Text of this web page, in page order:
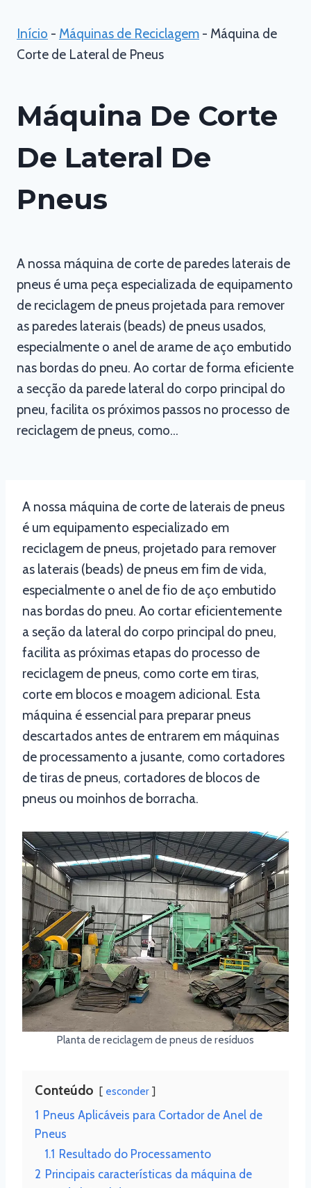
Início - Máquinas de Reciclagem - Máquina de
Corte de Lateral de Pneus
Máquina De Corte
De Lateral De
Pneus
A nossa máquina de corte de paredes laterais de
pneus é uma peça especializada de equipamento
de reciclagem de pneus projetada para remover
as paredes laterais (beads) de pneus usados,
especialmente o anel de arame de aço embutido
nas bordas do pneu. Ao cortar de forma eficiente
a secção da parede lateral do corpo principal do
pneu, facilita os próximos passos no processo de
reciclagem de pneus, como…
A nossa máquina de corte de laterais de pneus
é um equipamento especializado em
reciclagem de pneus, projetado para remover
as laterais (beads) de pneus em fim de vida,
especialmente o anel de fio de aço embutido
nas bordas do pneu. Ao cortar eficientemente
a seção da lateral do corpo principal do pneu,
facilita as próximas etapas do processo de
reciclagem de pneus, como corte em tiras,
corte em blocos e moagem adicional. Esta
máquina é essencial para preparar pneus
descartados antes de entrarem em máquinas
de processamento a jusante, como cortadores
de tiras de pneus, cortadores de blocos de
pneus ou moinhos de borracha.
Planta de reciclagem de pneus de resíduos
Conteúdo esconder
1 Pneus Aplicáveis para Cortador de Anel de
Pneus
1.1 Resultado do Processamento
2 Principais características da máquina de